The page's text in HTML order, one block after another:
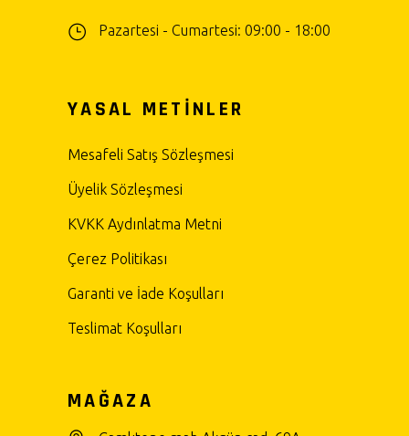
Pazartesi - Cumartesi: 09:00 - 18:00
YASAL METİNLER
Mesafeli Satış Sözleşmesi
Üyelik Sözleşmesi
KVKK Aydınlatma Metni
Çerez Politikası
Garanti ve İade Koşulları
Teslimat Koşulları
MAĞAZA